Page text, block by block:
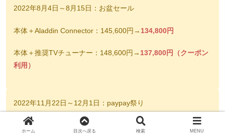
2022年8月4日～8月15日：お盆セール
本体＋Aladdin Connector：145,600円→ 134,800円
本体＋推奨TVチューナー：148,600円→ 137,800円（クーポン
利用）
2022年11月22日～12月1日：paypay祭り
本体＋Aladdin Connector：145,600円→131,040円（クーポン
ホーム 目次へ戻る 検索 MENU